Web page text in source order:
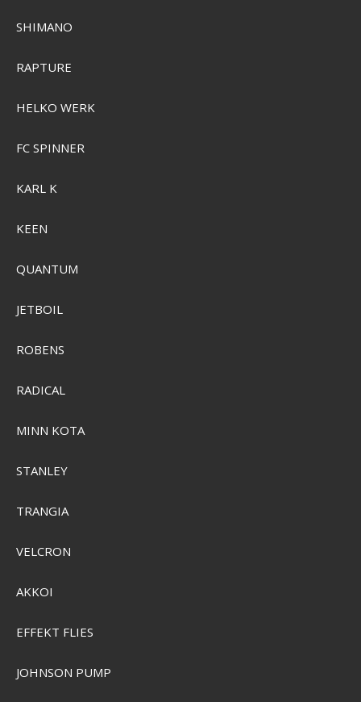
Garmin Quatix 8 51mm AMOLED Marine GPS-Smartwatch
SEK 13.675,00
SHIMANO
RAPTURE
HELKO WERK
FC SPINNER
KARL K
KEEN
QUANTUM
JETBOIL
ROBENS
RADICAL
MINN KOTA
STANLEY
TRANGIA
VELCRON
AKKOI
EFFEKT FLIES
JOHNSON PUMP